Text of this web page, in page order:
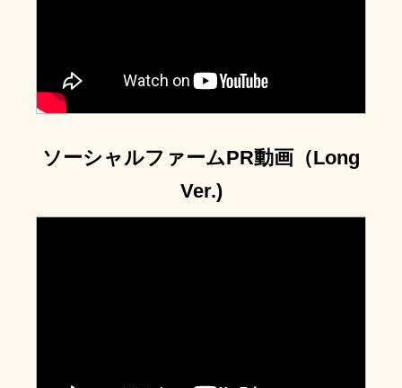
ソーシャルファームPR動画（Long
Ver.)